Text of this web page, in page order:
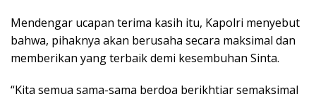
Mendengar ucapan terima kasih itu, Kapolri menyebut
bahwa, pihaknya akan berusaha secara maksimal dan
memberikan yang terbaik demi kesembuhan Sinta.
“Kita semua sama-sama berdoa berikhtiar semaksimal